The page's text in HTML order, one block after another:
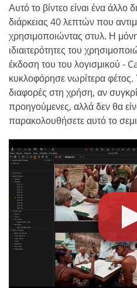
Αυτό το βίντεο είναι ένα άλλο
διάρκειας 40 λεπτών που
χρησιμοποιώντας στυλ. Η μόνη
ιδιαιτερότητες του
έκδοση του του λογισμικού -
κυκλοφόρησε νωρίτερα
διαφορές στη χρήση, αν
προηγούμενες, αλλά δεν θα
παρακολουθήσετε αυτό το